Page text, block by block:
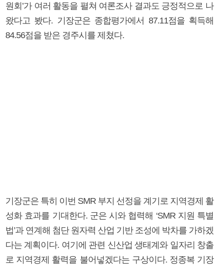
원회’가 여러 활동을 펼쳐 여론조사 결과도 긍정적으로 나
왔다고 봤다. 기장군은 종합평가에서 87.11점을 획득해
84.56점을 받은 경주시를 제쳤다.
기장군은 특히 이번 SMR 부지 선정을 계기로 지역경제 활
성화 효과를 기대한다. 군은 시와 협력해 ‘SMR 지원 특별
법’과 연계해 첨단 원자력 산업 기반 조성에 박차를 가하겠
다는 계획이다. 여기에 관련 신산업 생태계와 일자리 창출
로 지역경제 활력을 불어넣겠다는 구상이다. 정종복 기장